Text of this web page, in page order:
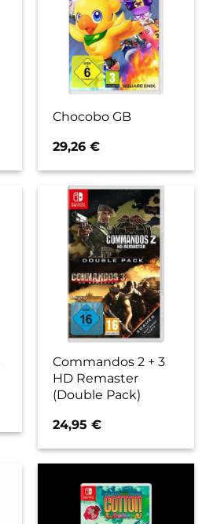
Chocobo GB
29,26€
Commandos 2 + 3
HD Remaster
(Double Pack)
24,95€